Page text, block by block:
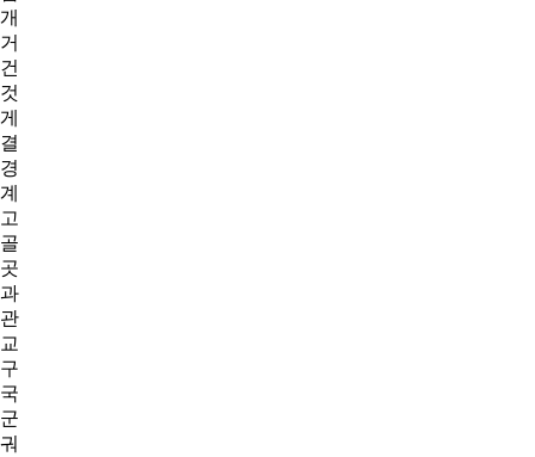
개
거
건
것
게
결
경
계
고
골
곳
과
관
교
구
국
군
궈